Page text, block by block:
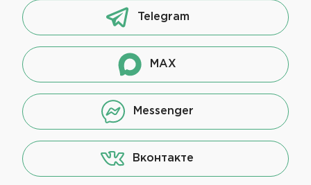
Telegram
MAX
Messenger
Вконтакте